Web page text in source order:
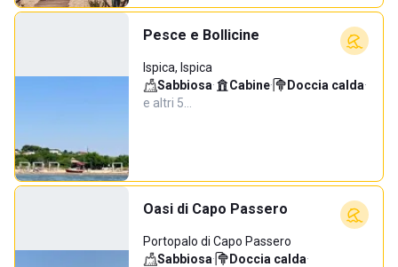
Pesce e Bollicine
Ispica, Ispica
Sabbiosa· Cabine· Doccia calda·
e altri 5…
Oasi di Capo Passero
Portopalo di Capo Passero
Sabbiosa· Doccia calda·